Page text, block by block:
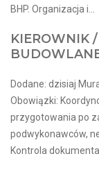
BHP. Organizacja i...
KIEROWNIK
Dodane: dzisiaj
Obowiązki:
przygotowania po
podwykonawców,
Kontrola